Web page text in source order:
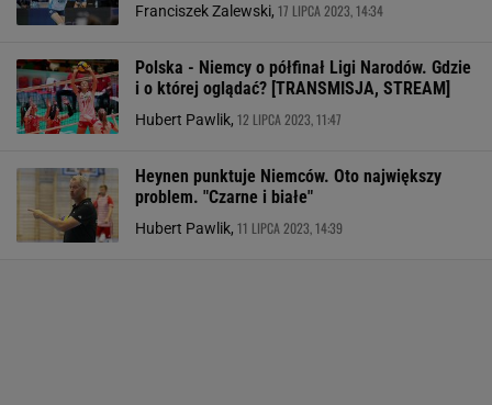
Franciszek Zalewski, 17 LIPCA 2023, 14:34
Polska - Niemcy o półfinał Ligi Narodów. Gdzie
i o której oglądać? [TRANSMISJA, STREAM]
Hubert Pawlik, 12 LIPCA 2023, 11:47
Heynen punktuje Niemców. Oto największy
problem. "Czarne i białe"
Hubert Pawlik, 11 LIPCA 2023, 14:39